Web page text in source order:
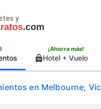
y
.com
¡Ahorra más!
Hotel + Vuelo
en Melbourne,